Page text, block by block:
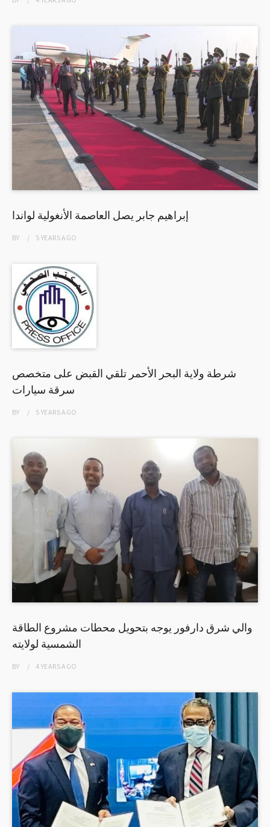
إبراهيم جابر يصل العاصمة الأنغولية لواندا
BY 5 YEARSAGO
شرطة ولاية البحر الأحمر تلقي القبض على متخصص
سرقة سيارات
BY 5 YEARSAGO
والي شرق دارفور يوجه بتحويل محطات مشروع الطاقة
الشمسية لولايته
BY 4 YEARSAGO